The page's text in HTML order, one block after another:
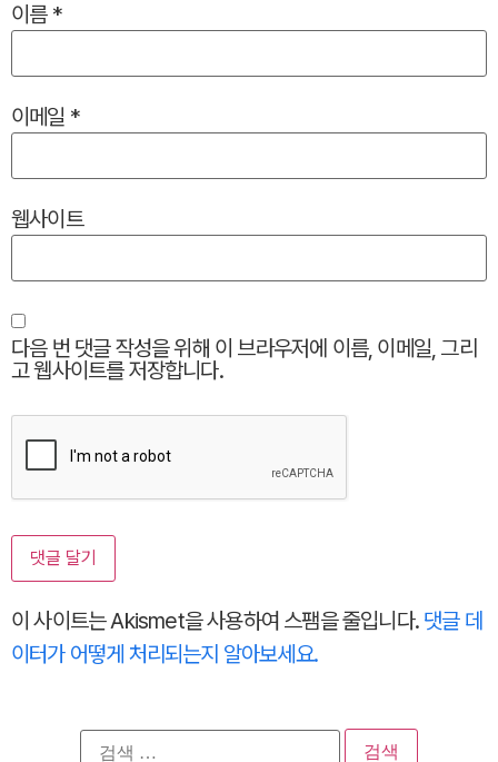
이름 *
이메일 *
웹사이트
다음 번 댓글 작성을 위해 이 브라우저에 이름, 이메일, 그리
고 웹사이트를 저장합니다.
이 사이트는 Akismet을 사용하여 스팸을 줄입니다. 댓글 데
이터가 어떻게 처리되는지 알아보세요.
검
색: